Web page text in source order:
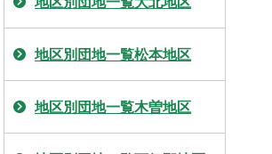
地区別団地一覧松本地区
地区別団地一覧木曽地区